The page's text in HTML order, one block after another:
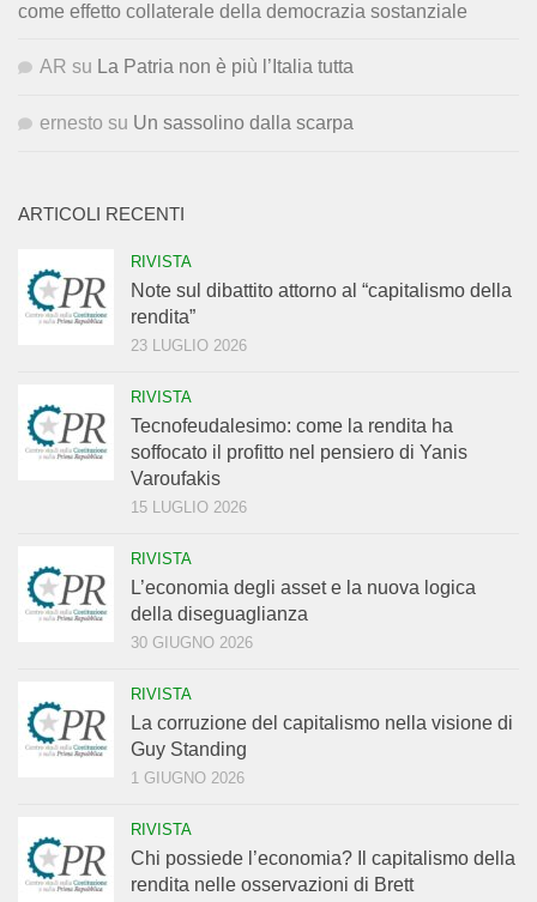
come effetto collaterale della democrazia sostanziale
AR su La Patria non è più l’Italia tutta
ernesto su Un sassolino dalla scarpa
ARTICOLI RECENTI
RIVISTA
Note sul dibattito attorno al “capitalismo della
rendita”
23 LUGLIO 2026
RIVISTA
Tecnofeudalesimo: come la rendita ha
soffocato il profitto nel pensiero di Yanis
Varoufakis
15 LUGLIO 2026
RIVISTA
L’economia degli asset e la nuova logica
della diseguaglianza
30 GIUGNO 2026
RIVISTA
La corruzione del capitalismo nella visione di
Guy Standing
1 GIUGNO 2026
RIVISTA
Chi possiede l’economia? Il capitalismo della
rendita nelle osservazioni di Brett